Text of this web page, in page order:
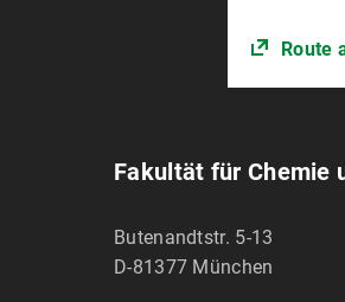
Route
Fakultät für Chemie
Butenandtstr. 5-13
D-81377 München